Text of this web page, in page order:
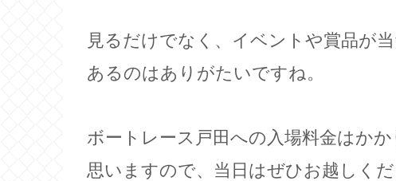
見るだけでなく、イベントや賞品が
あるのはありがたいですね。
ボートレース戸田への入場料金はか
思いますので、当日はぜひお越しくだ